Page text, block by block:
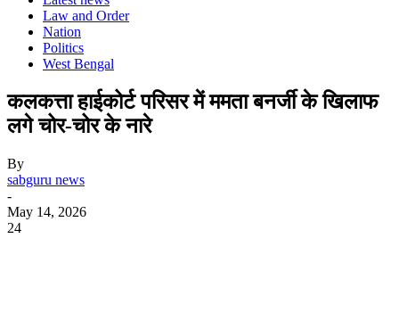
Law and Order
Nation
Politics
West Bengal
कलकत्ता हाईकोर्ट परिसर में ममता बनर्जी के खिलाफ
लगे चोर-चोर के नारे
By
sabguru news
-
May 14, 2026
24